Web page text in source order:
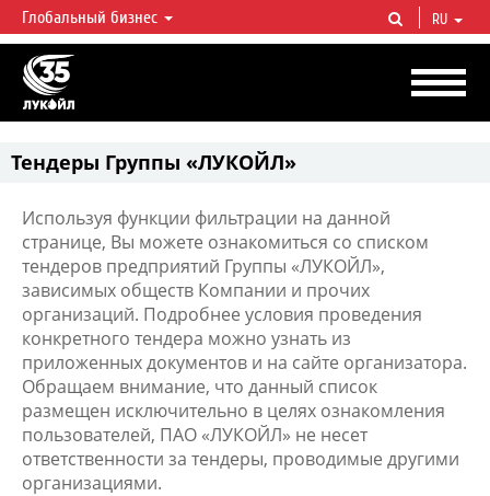
ЛУКОЙЛ СЕГОДНЯ
ЛУКОЙЛ — одна из крупнейших вертикально интегрированных
нефтегазовых компаний в мире, на долю которой приходится более 2%
мировой добычи нефти и около 1% доказанных запасов углеводородов.
Глобальный бизнес RU
Тендеры Группы «ЛУКОЙЛ»
Используя функции фильтрации на данной
странице, Вы можете ознакомиться со списком
тендеров предприятий Группы «ЛУКОЙЛ»,
зависимых обществ Компании и прочих
организаций. Подробнее условия проведения
конкретного тендера можно узнать из
приложенных документов и на сайте организатора.
Обращаем внимание, что данный список
размещен исключительно в целях ознакомления
пользователей, ПАО «ЛУКОЙЛ» не несет
ответственности за тендеры, проводимые другими
организациями.